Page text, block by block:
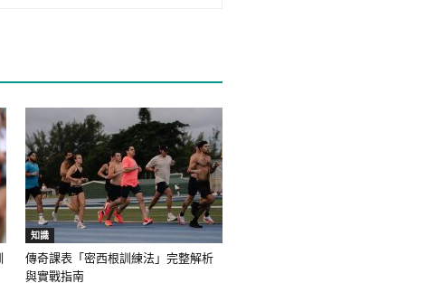
知識
傳奇課表「密西根訓練法」完整解析
與實戰指南